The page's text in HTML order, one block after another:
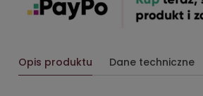
Opis produktu Dane techniczne